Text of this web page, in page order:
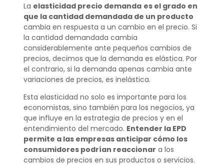
La elasticidad precio demanda es el grado en
que la cantidad demandada de un producto
cambia en respuesta a un cambio en el precio. Si
la cantidad demandada cambia
considerablemente ante pequeños cambios de
precios, decimos que la demanda es elástica. Por
el contrario, si la demanda apenas cambia ante
variaciones de precios, es inelástica.
Esta elasticidad no solo es importante para los
economistas, sino también para los negocios, ya
que influye en la estrategia de precios y en el
entendimiento del mercado. Entender la EPD
permite a las empresas anticipar cómo los
consumidores podrían reaccionar a los
cambios de precios en sus productos o servicios.